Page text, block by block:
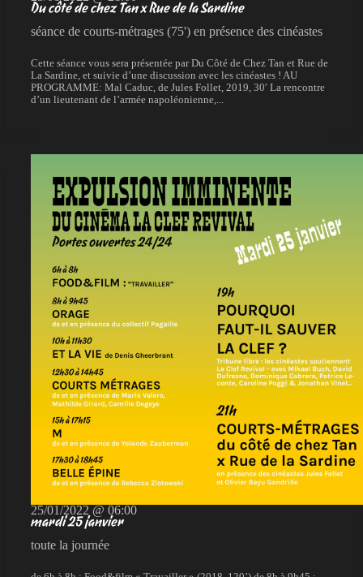
Du côté de chez Tan x Rue de la Sardine
séance de courts-métrages (75') en présence des cinéastes
Cette séance vous sera présentée par Du Côté de Chez Tan et Rue de
La Sardine, et suivie d’une discussion avec les cinéastes ! AU
PROGRAMME: Mal Caduc, de Jules Follet, 2019, 30′ La rencontre
d’un lieutenant de l’armée napoléonienne,...
25/01/2022 @ 06:00
mardi 25 janvier
toute la journée